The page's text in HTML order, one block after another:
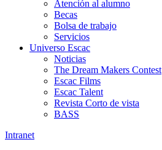
Atención al alumno
Becas
Bolsa de trabajo
Servicios
Universo Escac
Noticias
The Dream Makers Contest
Escac Films
Escac Talent
Revista Corto de vista
BASS
Intranet